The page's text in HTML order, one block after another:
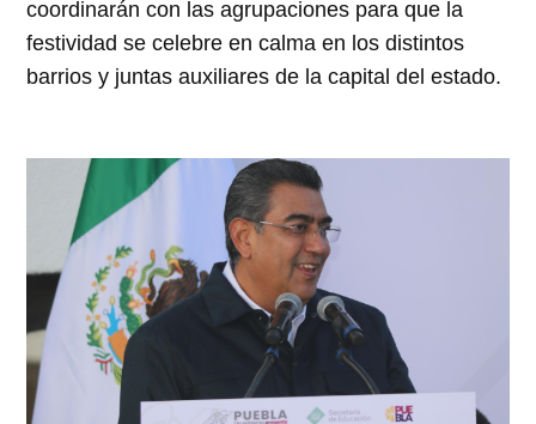
coordinarán con las agrupaciones para que la
festividad se celebre en calma en los distintos
barrios y juntas auxiliares de la capital del estado.